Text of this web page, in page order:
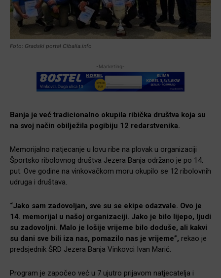
Foto: Gradski portal Cibalia.info
-Marketing-
Banja je već tradicionalno okupila ribička društva koja su
na svoj način obilježila pogibiju 12 redarstvenika.
Memorijalno natjecanje u lovu ribe na plovak u organizaciji
Športsko ribolovnog društva Jezera Banja održano je po 14.
put. Ove godine na vinkovačkom moru okupilo se 12 ribolovnih
udruga i društava.
“Jako sam zadovoljan, sve su se ekipe odazvale. Ovo je
14. memorijal u našoj organizaciji. Jako je bilo lijepo, ljudi
su zadovoljni. Malo je lošije vrijeme bilo doduše, ali kakvi
su dani sve bili iza nas, pomazilo nas je vrijeme”, rekao je
predsjednik ŠRD Jezera Banja Vinkovci Ivan Marić.
Program je započeo već u 7 ujutro prijavom natjecatelja i